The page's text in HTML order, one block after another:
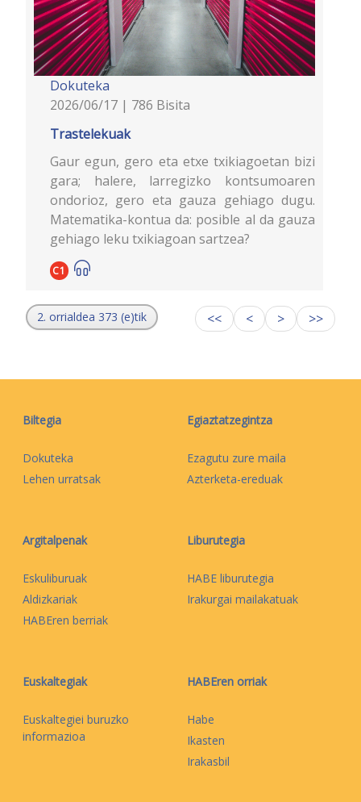
Dokuteka
2026/06/17 | 786 Bisita
Trastelekuak
Gaur egun, gero eta etxe txikiagoetan bizi
gara; halere, larregizko kontsumoaren
ondorioz, gero eta gauza gehiago dugu.
Matematika-kontua da: posible al da gauza
gehiago leku txikiagoan sartzea?
C1
2. orrialdea 373 (e)tik << < > >>
Biltegia
Dokuteka
Lehen urratsak
Egiaztatzegintza
Ezagutu zure maila
Azterketa-ereduak
Argitalpenak
Eskuliburuak
Aldizkariak
HABEren berriak
Liburutegia
HABE liburutegia
Irakurgai mailakatuak
Euskaltegiak
Euskaltegiei buruzko
informazioa
HABEren orriak
Habe
Ikasten
Irakasbil